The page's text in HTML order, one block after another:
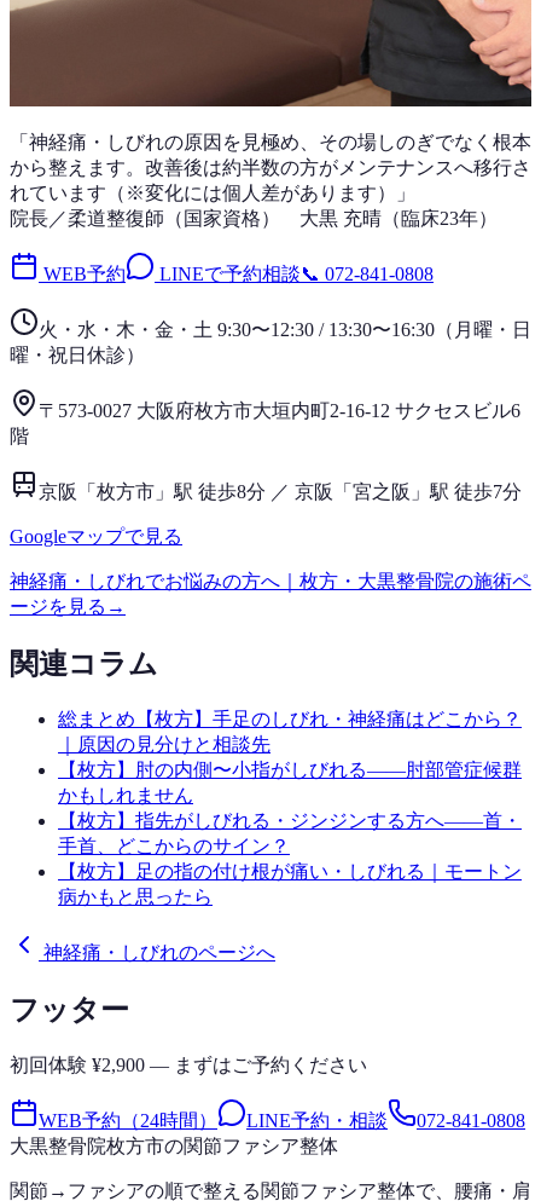
「 神経痛・しびれの原因を見極め、その場しのぎでなく根本
から整えます。改善後は約半数の方がメンテナンスへ移行さ
れています（※変化には個人差があります）」
院長／柔道整復師（国家資格）
大黒 充晴 （臨床23年）
WEB予約 LINEで予約相談📞 072-841-0808
火・水・木・金・土 9:30〜12:30 / 13:30〜16:30 （ 月曜・日
曜・祝日 休診）
〒573-0027 大阪府枚方市大垣内町2-16-12 サクセスビル6
階
京阪「枚方市」駅 徒歩8分 ／ 京阪「宮之阪」駅 徒歩7分
Googleマップで見る
神経痛・しびれでお悩みの方へ｜枚方・大黒整骨院の施術ペ
ージを見る →
関連コラム
総まとめ 【枚方】手足のしびれ・神経痛はどこから？
｜原因の見分けと相談先
【枚方】肘の内側〜小指がしびれる——肘部管症候群
かもしれません
【枚方】指先がしびれる・ジンジンする方へ——首・
手首、どこからのサイン？
【枚方】足の指の付け根が痛い・しびれる｜モートン
病かもと思ったら
神経痛・しびれのページへ
フッター
初回体験 ¥2,900 — まずはご予約ください
WEB予約（24時間） LINE予約・相談
072-841-0808
大黒整骨院枚方市の関節ファシア整体
関節→ファシアの順で整える関節ファシア整体で、腰痛・肩